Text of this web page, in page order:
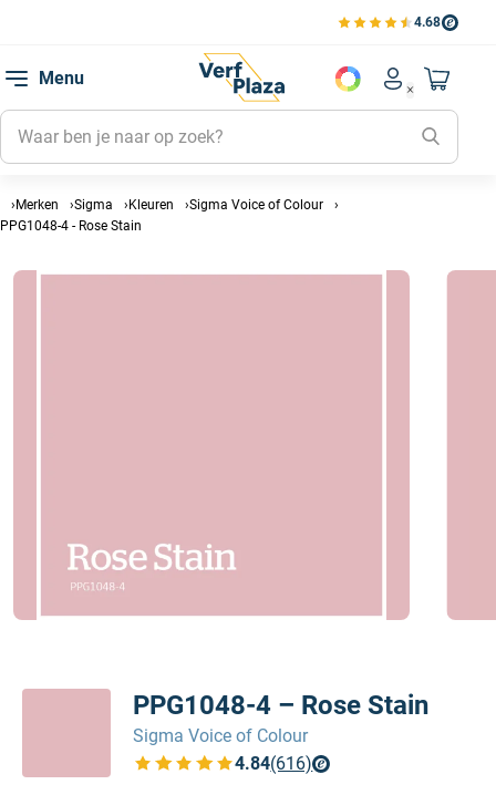
4.68
Bekijk de verfplaza
Menu
Account
Mijn
Mijn
Mijn
Naar
Merken Sigma Kleuren
Sigma Voice of Colour
PPG1048-4 - Rose Stain
PPG1048-4 – Rose Stain
Sigma Voice of Colour
4.84(616)
Bekijk de verfplaza beoordelingen